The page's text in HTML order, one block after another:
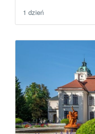
1 dzień